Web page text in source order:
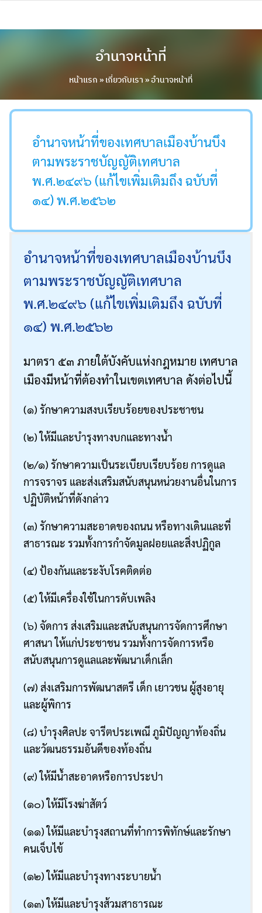
อำนาจหน้าที่
หน้าแรก » เกี่ยวกับเรา »อำนาจหน้าที่
อำนาจหน้าที่ของเทศบาลเมืองบ้านบึง
ตามพระราชบัญญัติเทศบาล
พ.ศ.๒๔๙๖ (แก้ไขเพิ่มเติมถึง ฉบับที่
๑๔) พ.ศ.๒๕๖๒
อำนาจหน้าที่ของเทศบาลเมืองบ้านบึง
ตามพระราชบัญญัติเทศบาล
พ.ศ.๒๔๙๖ (แก้ไขเพิ่มเติมถึง ฉบับที่
๑๔) พ.ศ.๒๕๖๒
มาตรา ๕๓ ภายใต้บังคับแห่งกฎหมาย เทศบาล
เมืองมีหน้าที่ต้องทำในเขตเทศบาล ดังต่อไปนี้
(๑) รักษาความสงบเรียบร้อยของประชาชน
(๒) ให้มีและบำรุงทางบกและทางน้ำ
(๒/๑) รักษาความเป็นระเบียบเรียบร้อย การดูแล
การจราจร และส่งเสริมสนับสนุนหน่วยงานอื่นในการ
ปฏิบัติหน้าที่ดังกล่าว
(๓) รักษาความสะอาดของถนน หรือทางเดินและที่
สาธารณะ รวมทั้งการกำจัดมูลฝอยและสิ่งปฏิกูล
(๔) ป้องกันและระงับโรคติดต่อ
(๕) ให้มีเครื่องใช้ในการดับเพลิง
(๖) จัดการ ส่งเสริมและสนับสนุนการจัดการศึกษา
ศาสนา ให้แก่ประชาชน รวมทั้งการจัดการหรือ
สนับสนุนการดูแลและพัฒนาเด็กเล็ก
(๗) ส่งเสริมการพัฒนาสตรี เด็ก เยาวชน ผู้สูงอายุ
และผู้พิการ
(๘) บำรุงศิลปะ จารีตประเพณี ภูมิปัญญาท้องถิ่น
และวัฒนธรรมอันดีของท้องถิ่น
(๙) ให้มีน้ำสะอาดหรือการประปา
(๑๐) ให้มีโรงฆ่าสัตว์
(๑๑) ให้มีและบำรุงสถานที่ทำการพิทักษ์และรักษา
คนเจ็บไข้
(๑๒) ให้มีและบำรุงทางระบายน้ำ
(๑๓) ให้มีและบำรุงส้วมสาธารณะ